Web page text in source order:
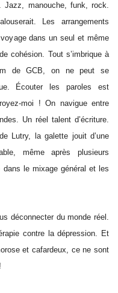
Jazz, manouche, funk, rock.
Les arrangements
dans un seul et même
cohésion. Tout s’imbrique à
de GCB, on ne peut se
Écouter les paroles est
moi ! On navigue entre
Un réel talent d’écriture.
Lutry, la galette jouit d’une
même après plusieurs
le mixage général et les
déconnecter du monde réel.
contre la dépression. Et
et cafardeux, ce ne sont